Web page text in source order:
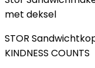
met deksel
STOR
KINDNESS COUNTS